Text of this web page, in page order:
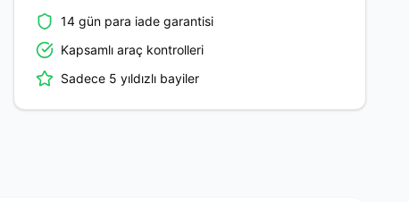
14 gün para iade garantisi
Kapsamlı araç kontrolleri
Sadece 5 yıldızlı bayiler